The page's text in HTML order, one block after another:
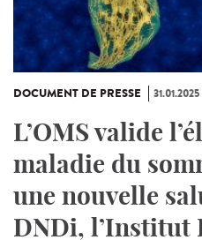
DOCUMENT DE PRESSE 31.01.2025
L’OMS valide
maladie du
une nouvelle
DNDi, l’Institut